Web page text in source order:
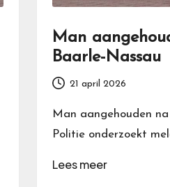
Man
Baarle-Nassau
21 april 2026
Man aangehouden
Politie onderzoekt
Lees meer